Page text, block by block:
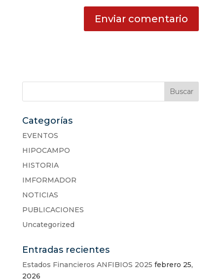
Categorías
EVENTOS
HIPOCAMPO
HISTORIA
IMFORMADOR
NOTICIAS
PUBLICACIONES
Uncategorized
Entradas recientes
Estados Financieros ANFIBIOS 2025 febrero 25,
2026